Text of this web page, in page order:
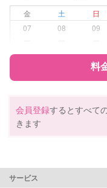
対応可能/特徴
病児対応
障がい児対応
レッスン
定期予約
金 土 日
07
08 09
料
資格
会員登録するとすべて
きます
サービス